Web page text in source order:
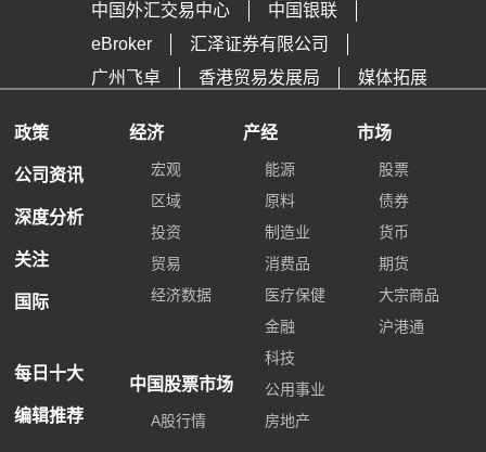
中国外汇交易中心
中国银联
eBroker
汇泽证券有限公司
广州飞卓
香港贸易发展局 媒体拓展
政策
公司资讯
深度分析
关注
国际
每日十大
编辑推荐
经济
宏观
区域
投资
贸易
经济数据
中国股票市场
A股行情
产经
能源
原料
制造业
消费品
医疗保健
金融
科技
公用事业
房地产
市场
股票
债券
货币
期货
大宗商品
沪港通